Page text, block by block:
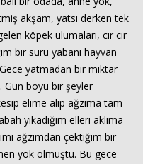
akşam, yatsı derken tek
köpek ulumaları, cır cır
bir sürü yabani hayvan
yatmadan bir miktar
Gün boyu bir şeyler
elime alıp ağzıma tam
yıkadığım elleri aklıma
ağzımdan çektiğim bir
yok olmuştu. Bu gece